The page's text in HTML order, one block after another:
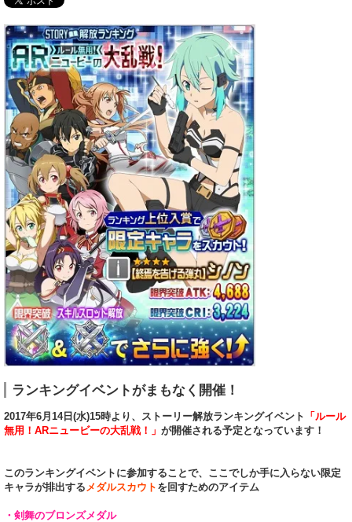
ランキングイベントがまもなく開催！
2017年6月14日(水)15時より、ストーリー解放ランキングイベント 「ルール
無用！ARニュービーの大乱戦！」 が開催される予定となっています！
このランキングイベントに参加することで、ここでしか手に入らない限定
キャラが排出する メダルスカウト を回すためのアイテム
・剣舞のブロンズメダル